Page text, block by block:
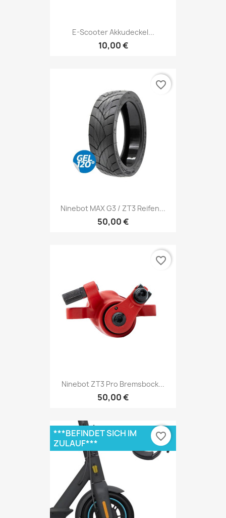
E-Scooter Akkudeckel...
10,00 €
Ninebot MAX G3 / ZT3 Reifen...
50,00 €
favorite_border
Ninebot ZT3 Pro Bremsbock...
50,00 €
favorite_border
***BEFINDET SICH IM
ZULAUF***
favorite_border